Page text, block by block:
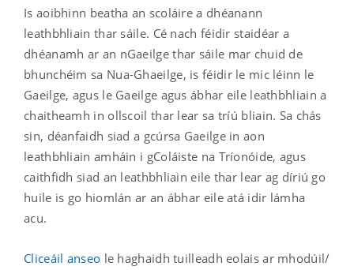
Is aoibhinn beatha an scoláire a dhéanann
leathbhliain thar sáile. Cé nach féidir staidéar a
dhéanamh ar an nGaeilge thar sáile mar chuid de
bhunchéim sa Nua-Ghaeilge, is féidir le mic léinn le
Gaeilge, agus le Gaeilge agus ábhar eile leathbhliain a
chaitheamh in ollscoil thar lear sa tríú bliain. Sa chás
sin, déanfaidh siad a gcúrsa Gaeilge in aon
leathbhliain amháin i gColáiste na Tríonóide, agus
caithfidh siad an leathbhliain eile thar lear ag díriú go
huile is go hiomlán ar an ábhar eile atá idir lámha
acu.
Cliceáil anseo le haghaidh tuilleadh eolais ar mhodúil/